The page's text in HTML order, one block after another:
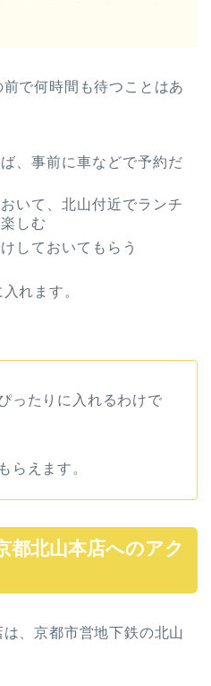
で何時間も待つことはあ
、事前に車などで予約だ
いて、北山付近でランチ
しむ
しておいてもらう
れます。
たりに入れるわけで
らえます。
都北山本店へのアク
、京都市営地下鉄の北山